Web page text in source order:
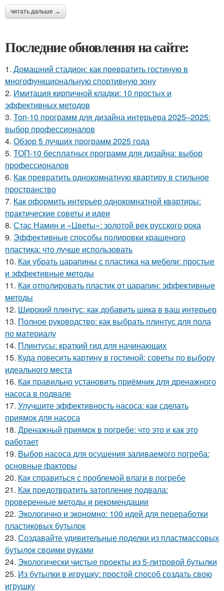
читать дальше →
Последние обновления на сайте:
1. Домашний стадион: как превратить гостиную в
многофункциональную спортивную зону
2. Имитация кирпичной кладки: 10 простых и
эффективных методов
3. Топ-10 программ для дизайна интерьера 2025–2025:
выбор профессионалов
4. Обзор 5 лучших программ 2025 года
5. ТОП-10 бесплатных программ для дизайна: выбор
профессионалов
6. Как превратить однокомнатную квартиру в стильное
пространство
7. Как оформить интерьер однокомнатной квартиры:
практические советы и идеи
8. Стас Намин и «Цветы»: золотой век русского рока
9. Эффективные способы полировки крашеного
пластика: что лучше использовать
10. Как убрать царапины с пластика на мебели: простые
и эффективные методы
11. Как отполировать пластик от царапин: эффективные
методы
12. Широкий плинтус: как добавить шика в ваш интерьер
13. Полное руководство: как выбрать плинтус для пола
по материалу
14. Плинтусы: краткий гид для начинающих
15. Куда повесить картину в гостиной: советы по выбору
идеального места
16. Как правильно установить приёмник для дренажного
насоса в подвале
17. Улучшите эффективность насоса: как сделать
приямок для насоса
18. Дренажный приямок в погребе: что это и как это
работает
19. Выбор насоса для осушения заливаемого погреба:
основные факторы
20. Как справиться с проблемой влаги в погребе
21. Как предотвратить затопление подвала:
проверенные методы и рекомендации
22. Экологично и экономно: 100 идей для переработки
пластиковых бутылок
23. Создавайте удивительные поделки из пластмассовых
бутылок своими руками
24. Экологически чистые проекты из 5-литровой бутылки
25. Из бутылки в игрушку: простой способ создать свою
игрушку